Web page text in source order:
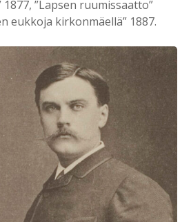
”Lapsen ruumissaatto”
eukkoja kirkonmäellä” 1887.